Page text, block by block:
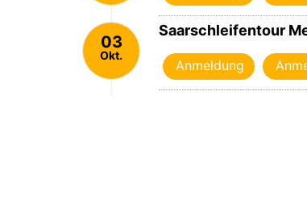
03
Okt.
Saarschleifentour
Anmeldung